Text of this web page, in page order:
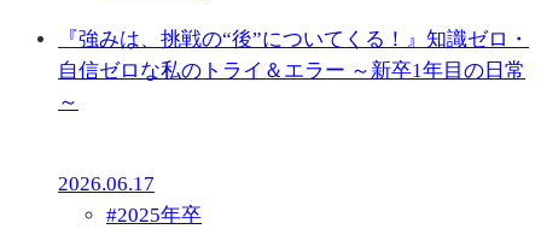
『強みは、挑戦の“後”についてくる！』知識ゼロ・
自信ゼロな私のトライ＆エラー ～新卒1年目の日常
～
2026.06.17
#2025年卒